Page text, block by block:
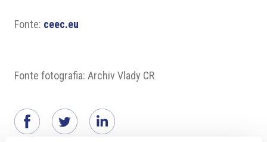
Fonte: ceec.eu
Fonte fotografia: Archiv Vlady CR